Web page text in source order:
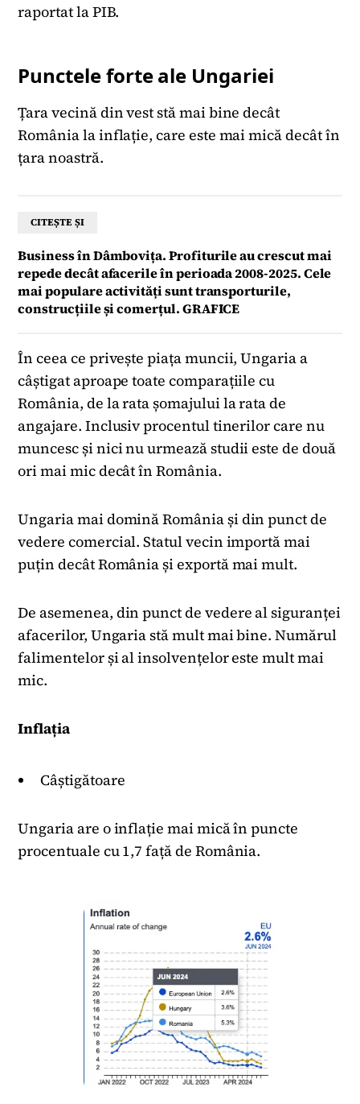
raportat la PIB.
Punctele forte ale Ungariei
Țara vecină din vest stă mai bine decât
România la inflație, care este mai mică decât în
țara noastră.
CITEȘTE ȘI
Business în Dâmbovița. Profiturile au crescut mai
repede decât afacerile în perioada 2008-2025. Cele
mai populare activități sunt transporturile,
construcțiile și comerțul. GRAFICE
În ceea ce privește piața muncii, Ungaria a
câștigat aproape toate comparațiile cu
România, de la rata șomajului la rata de
angajare. Inclusiv procentul tinerilor care nu
muncesc și nici nu urmează studii este de două
ori mai mic decât în România.
Ungaria mai domină România și din punct de
vedere comercial. Statul vecin importă mai
puțin decât România și exportă mai mult.
De asemenea, din punct de vedere al siguranței
afacerilor, Ungaria stă mult mai bine. Numărul
falimentelor și al insolvențelor este mult mai
mic.
Inflația
Câștigătoare
Ungaria are o inflație mai mică în puncte
procentuale cu 1,7 față de România.